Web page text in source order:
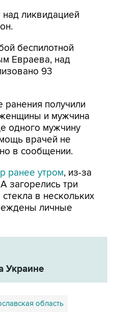
ликвидацией
беспилотной
Евраева, над
93
получили
и мужчина
одного мужчину
врачей не
в сообщении.
ранее утром, из-за
загорелись три
в нескольких
личные
Украине
область